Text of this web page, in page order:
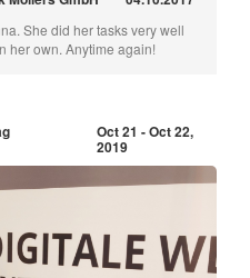
She did her tasks very well
her own. Anytime again!
Oct 21 - Oct 22,
2019